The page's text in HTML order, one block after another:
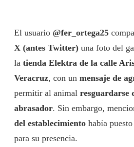
El usuario @fer_ortega25
X (antes Twitter) una foto del
la tienda Elektra de la calle
Veracruz, con un mensaje de
permitir al animal resguardarse
abrasador. Sin embargo,
del establecimiento había
para su presencia.